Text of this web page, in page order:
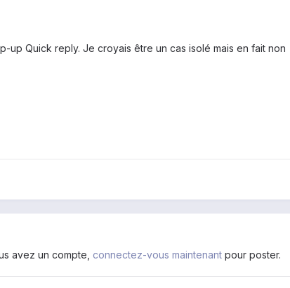
up Quick reply. Je croyais être un cas isolé mais en fait non
avez un compte, connectez-vous maintenant pour poster.